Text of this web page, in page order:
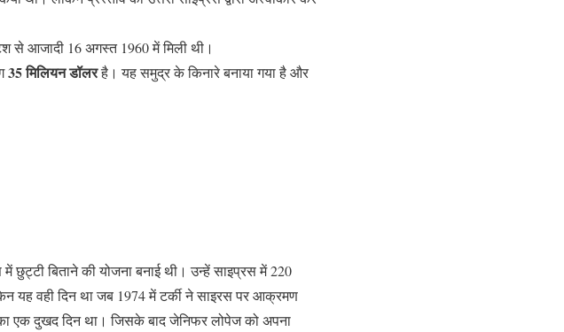
से आजादी 16 अगस्त 1960 में मिली थी।
35 मिलियन डॉलरहै। यह समुद्र के किनारे बनाया गया है और
छुट्टी बिताने की योजना बनाई थी। उन्हें साइप्रस में 220
यह वही दिन था जब 1974 में टर्की ने साइरस पर आक्रमण
का एक दुखद दिन था। जिसके बाद जेनिफर लोपेज को अपना